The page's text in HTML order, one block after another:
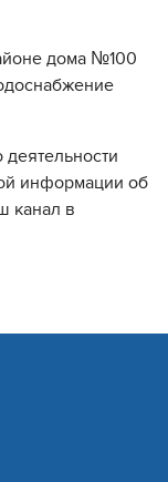
дома №100
информации об
канал в